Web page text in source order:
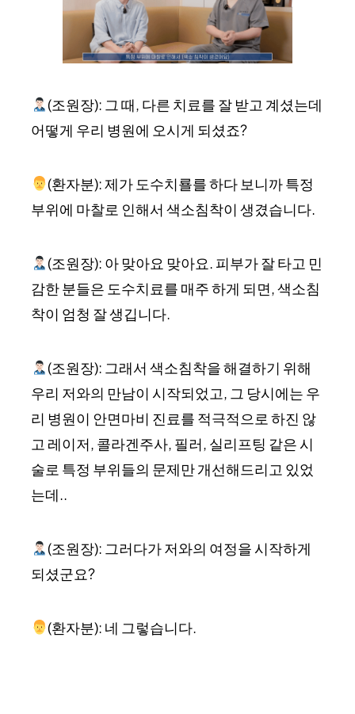
(조원장): 그 때, 다른 치료를 잘 받고 계셨는데
어떻게 우리 병원에 오시게 되셨죠?
(환자분): 제가 도수치룔를 하다 보니까 특정
부위에 마찰로 인해서 색소침착이 생겼습니다.
(조원장): 아 맞아요 맞아요. 피부가 잘 타고 민
감한 분들은 도수치료를 매주 하게 되면, 색소침
착이 엄청 잘 생깁니다.
(조원장): 그래서 색소침착을 해결하기 위해
우리 저와의 만남이 시작되었고, 그 당시에는 우
리 병원이 안면마비 진료를 적극적으로 하진 않
고 레이저, 콜라겐주사, 필러, 실리프팅 같은 시
술로 특정 부위들의 문제만 개선해드리고 있었
는데..
(조원장): 그러다가 저와의 여정을 시작하게
되셨군요?
(환자분): 네 그렇습니다.